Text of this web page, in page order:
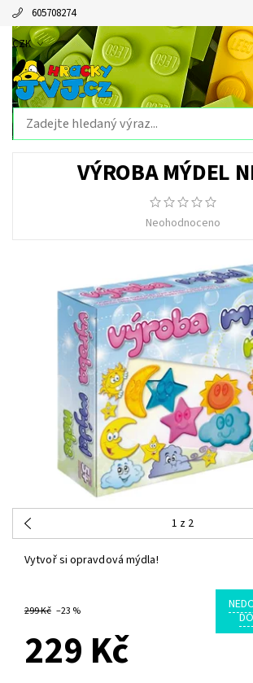
605708274
CZK
VÝROBA MÝDEL
Neohodnoceno
1 z 2
Vytvoř si opravdová mýdla!
299 Kč –23 %
229 Kč